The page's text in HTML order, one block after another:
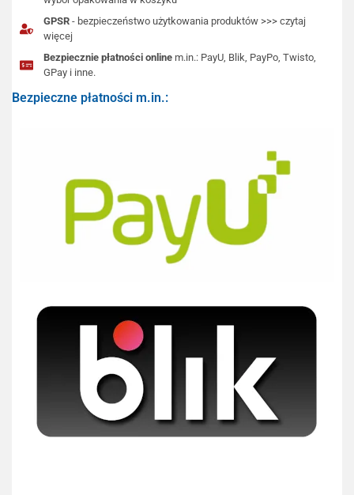
GPSR - bezpieczeństwo użytkowania produktów >>> czytaj
więcej
Bezpiecznie płatności online m.in.: PayU, Blik, PayPo, Twisto,
GPay i inne.
Bezpieczne płatności m.in.: